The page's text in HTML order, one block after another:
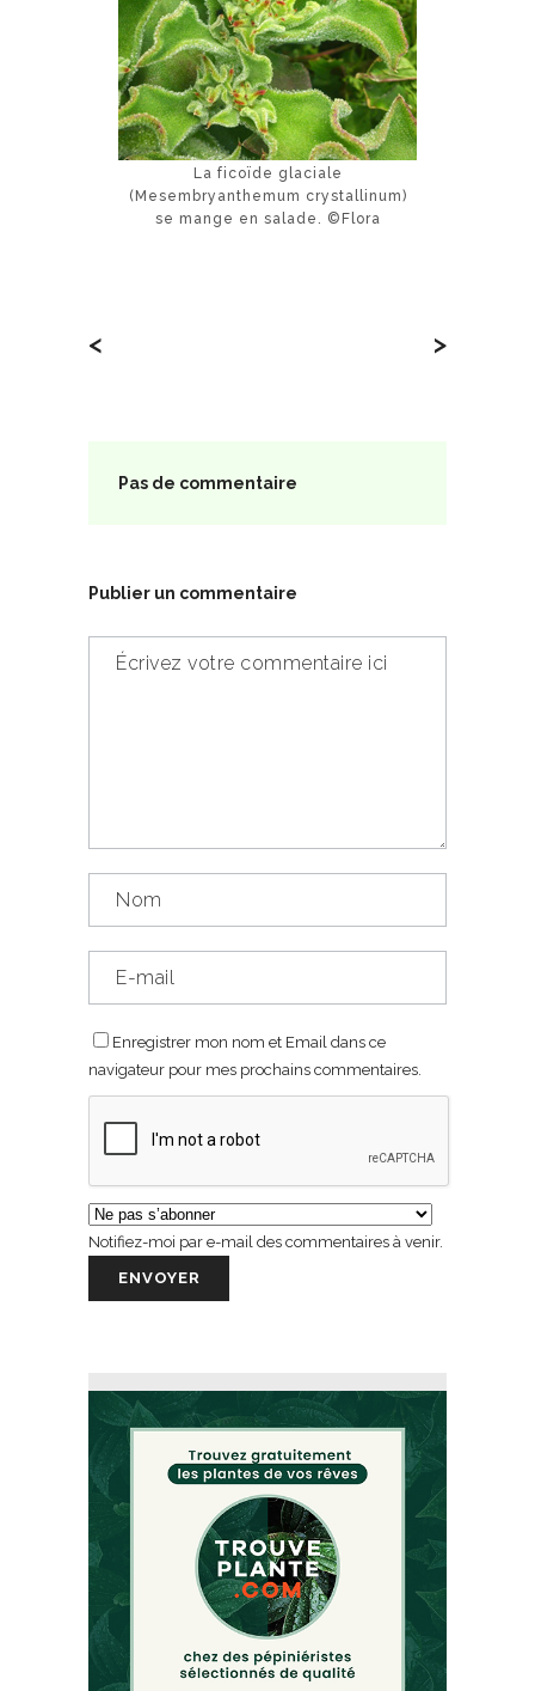
La ficoïde glaciale
(Mesembryanthemum crystallinum)
se mange en salade. ©Flora
< >
Pas de commentaire
Publier un commentaire
Enregistrer mon nom et Email dans ce
navigateur pour mes prochains commentaires.
Notifiez-moi par e-mail des commentaires à venir.